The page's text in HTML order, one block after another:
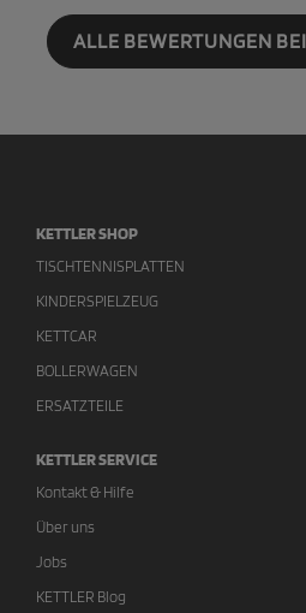
ALLE BEWERTUNGEN
KETTLER SHOP
TISCHTENNISPLATTEN
KINDERSPIELZEUG
KETTCAR
BOLLERWAGEN
ERSATZTEILE
KETTLER SERVICE
Kontakt & Hilfe
Über uns
Jobs
KETTLER Blog